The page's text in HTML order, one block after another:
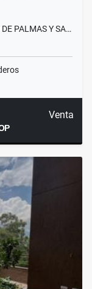
PALMAS Y SA…
Venta